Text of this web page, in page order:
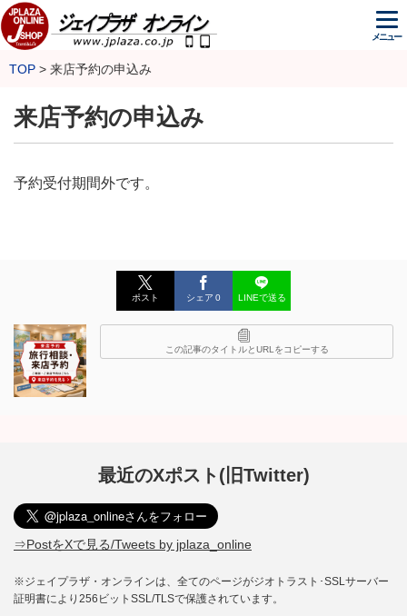
メニュー
TOP 来店予約の申込み
来店予約の申込み
予約受付期間外です。
ポスト シェア 0 LINEで送る
この記事のタイトルとURLをコピーする
最近のXポスト(旧Twitter)
⇒PostをXで見る/Tweets by jplaza_online
※ジェイプラザ・オンラインは、全てのページがジオトラスト･SSLサーバー
証明書により256ビットSSL/TLSで保護されています。